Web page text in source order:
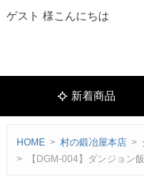
ゲスト 様こんにちは
新着商品
HOME 村の鍛冶屋本店
【DGM-004】ダンジョン